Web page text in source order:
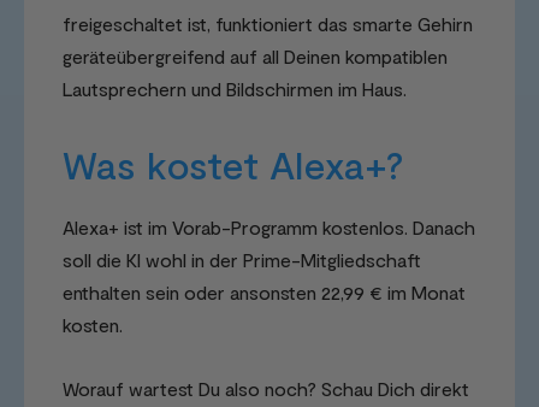
freigeschaltet ist, funktioniert das smarte Gehirn
geräteübergreifend auf all Deinen kompatiblen
Lautsprechern und Bildschirmen im Haus.
Was kostet Alexa+?
Alexa+ ist im Vorab-Programm kostenlos. Danach
soll die KI wohl in der Prime-Mitgliedschaft
enthalten sein oder ansonsten 22,99 € im Monat
kosten.
Worauf wartest Du also noch? Schau Dich direkt